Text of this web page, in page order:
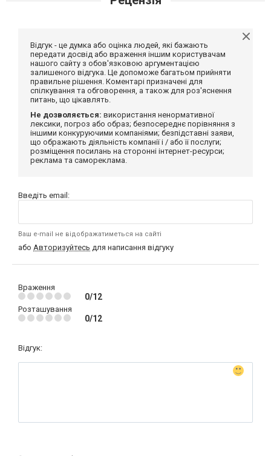
Відгук - це думка або оцінка людей, які бажають
передати досвід або враження іншим користувачам
нашого сайту з обов'язковою аргументацією
залишеного відгука. Це допоможе багатьом прийняти
правильне рішення. Коментарі призначені для
спілкування та обговорення, а також для роз'яснення
питань, що цікавлять.
Не дозволяється: використання ненормативної
лексики, погроз або образ; безпосереднє порівняння з
іншими конкуруючими компаніями; безпідставні заяви,
що ображають діяльність компанії і / або її послуги;
розміщення посилань на сторонні інтернет-ресурси;
реклама та самореклама.
Введіть email:
Ваш e-mail не відображатиметься на сайті
або Авторизуйтесь для написання відгуку
Враження
0/12
Розташування
0/12
Відгук: